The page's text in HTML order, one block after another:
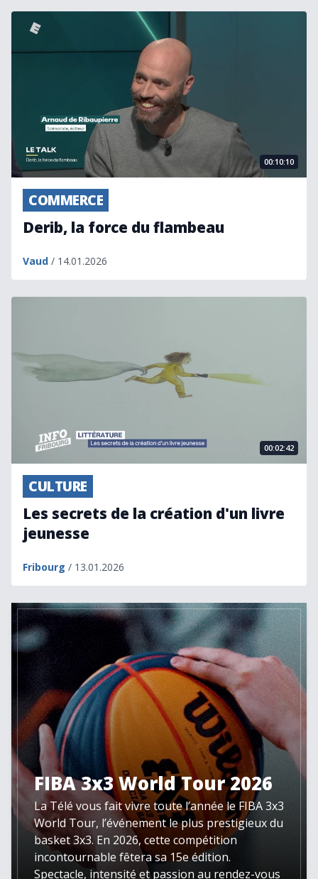
Derib, la force du flambeau
00:10:10
COMMERCE
Derib, la force du flambeau
Vaud / 14.01.2026
00:02:42
CULTURE
Les secrets de la création d'un livre
jeunesse
Fribourg / 13.01.2026
FIBA 3x3 World Tour 2026
FIBA 3x3 World Tour 2026
La Télé vous fait vivre toute l’année le FIBA 3x3
World Tour, l’événement le plus prestigieux du
basket 3x3. En 2026, cette compétition
incontournable fêtera sa 15e édition.
Spectacle, intensité et passion au rendez-vous